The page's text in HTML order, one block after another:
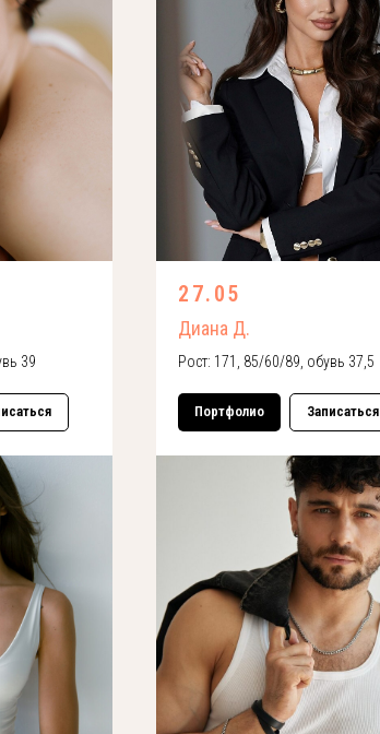
39
27.05
Диана Д.
Рост: 171, 85/60/89, обувь 37,5
Портфолио Записаться